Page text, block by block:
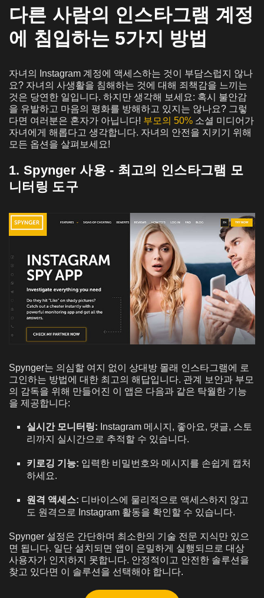
다른 사람의 인스타그램 계정
에 침입하는 5가지 방법
자녀의 Instagram 계정에 액세스하는 것이 부담스럽지 않나
요? 자녀의 사생활을 침해하는 것에 대해 죄책감을 느끼는
것은 당연한 일입니다. 하지만 생각해 보세요: 혹시 불안감
을 유발하고 마음의 평화를 방해하고 있지는 않나요? 그렇
다면 여러분은 혼자가 아닙니다! 부모의 50% 소셜 미디어가
자녀에게 해롭다고 생각합니다. 자녀의 안전을 지키기 위해
모든 옵션을 살펴보세요!
1. Spynger 사용 - 최고의 인스타그램 모
니터링 도구
Spynger는 의심할 여지 없이 상대방 몰래 인스타그램에 로
그인하는 방법에 대한 최고의 해답입니다. 관계 보안과 부모
의 감독을 위해 만들어진 이 앱은 다음과 같은 탁월한 기능
을 제공합니다:
실시간 모니터링: Instagram 메시지, 좋아요, 댓글, 스토
리까지 실시간으로 추적할 수 있습니다.
키로깅 기능: 입력한 비밀번호와 메시지를 손쉽게 캡처
하세요.
원격 액세스: 디바이스에 물리적으로 액세스하지 않고
도 원격으로 Instagram 활동을 확인할 수 있습니다.
Spynger 설정은 간단하며 최소한의 기술 전문 지식만 있으
면 됩니다. 일단 설치되면 앱이 은밀하게 실행되므로 대상
사용자가 인지하지 못합니다. 안정적이고 안전한 솔루션을
찾고 있다면 이 솔루션을 선택해야 합니다.